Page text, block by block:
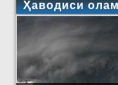
Ҳаводиси